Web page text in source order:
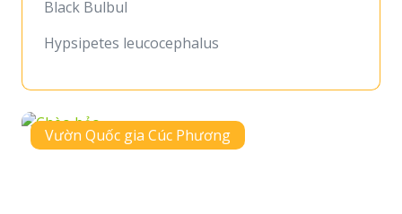
Black Bulbul
Hypsipetes leucocephalus
Vườn Quốc gia Cúc Phương